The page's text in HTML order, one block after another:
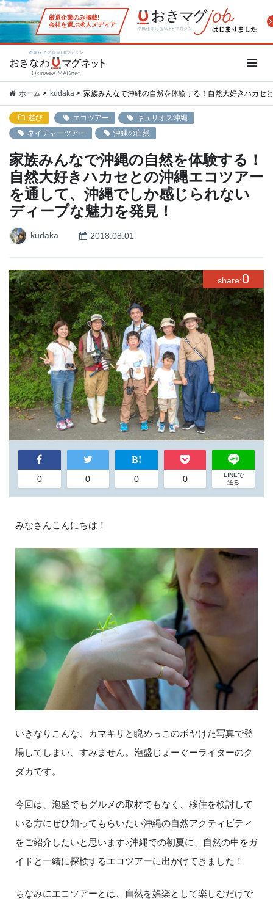
厳選企業のみ掲載!
会社を選ぶ求人メディア
ホーム kudaka 家族みんなで沖縄の自然を体験する！自然大好きハカセ
遊び エコツアー
キュリオス沖縄
ネイチャーツアー
沖縄の自然
家族みんなで沖縄の自然を体験する！
自然大好きハカセとの沖縄エコツアー
を通して、沖縄でしか感じられない
ディープな魅力を発見！
kudaka 2018.08.01
share:0
0 0 0 0
LINEで
送る
みなさんこんにちは！
いきなりこんな、カマキリと睨めっこのボヤけた写真で登
場してしまい、すみません。泡盛じょーぐーライターのク
ダカです。
今回は、泡盛でもグルメの取材でもなく、移住を検討して
いる方にぜひ知ってもらいたい沖縄の自然アクティビティ
をご紹介したいと思います♪沖縄での初夏に、自然の中をガ
イドと一緒に探検するエコツアーに出かけてきました！
ちなみにエコツアーとは、自然を娯楽として楽しむだけで